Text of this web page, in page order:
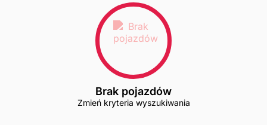
Brak pojazdów
Zmień kryteria wyszukiwania